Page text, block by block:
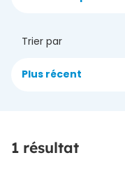
Trier par
Plus récent
1 résultat